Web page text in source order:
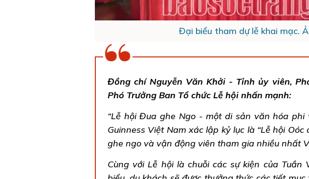
Đại biểu tham dự lễ khai mạc.
Đồng chí Nguyễn Văn Khởi - Tỉnh ủy viên,
Phó Trưởng Ban Tổ chức Lễ hội nhấn mạnh:
“Lễ hội Đua ghe Ngo - một di sản văn hóa
Guinness Việt Nam xác lập kỷ lục là “Lễ hội
ghe ngo và vận động viên tham gia nhiều nhất
Cùng với Lễ hội là chuỗi các sự kiện của